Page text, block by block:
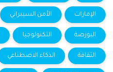
الإمارات الأمن السيبراني
البورصة التكنولوجيا
الثقافة الذكاء الاصطناعي